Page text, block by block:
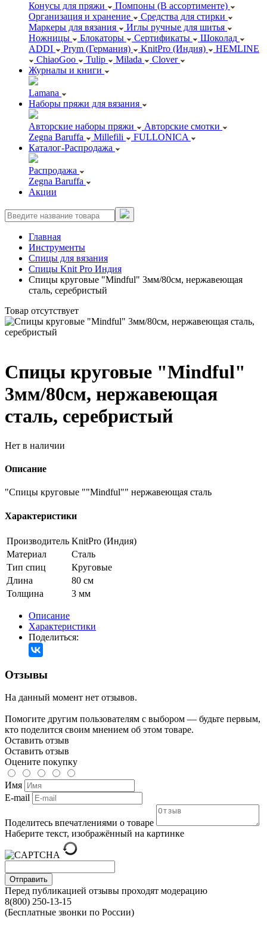
Конусы для пряжи
Помпоны (В ассортименте)
Организация и хранение
Средства для стирки
Маркеры для вязания
Иглы ручные для шитья
Ножницы
Блокаторы Сертификаты
Шоколад
ADDI
Prym (Германия) KnitPro (Индия)
HEMLINE
ChiaoGoo
Tulip Milada
Clover
Журналы и книги
Lamana
Наборы пряжи для вязания
Авторские наборы пряжи
Авторские смотки
Zegna Baruffa
Millefili
FULLONICA
Каталог-Распродажа
Распродажа
Zegna Baruffa
Акции
Главная
Инструменты
Спицы для вязания
Спицы Knit Pro Индия
Спицы круговые "Mindful" 3мм/80см, нержавеющая
сталь, серебристый
Товар отсутствует
Спицы круговые "Mindful"
3мм/80см, нержавеющая
сталь, серебристый
Нет в наличии
Описание
"Спицы круговые ""Mindful"" нержавеющая сталь
Характеристики
Производитель KnitPro (Индия)
Материал
Сталь
Тип спиц
Круговые
Длина
80 см
Толщина
3 мм
Описание
Характеристики
Поделиться:
Отзывы
На данный момент нет отзывов.
Помогите другим пользователям с выбором — будьте первым,
кто поделится своим мнением об этом товаре.
Оставить отзыв
Оставить отзыв
Оцените покупку
Имя
E-mail
Поделитесь впечатлениями о товаре
Наберите текст, изображённый на картинке
Отправить
Перед публикацией отзывы проходят модерацию
8(800) 250-13-15
(Бесплатные звонки по России)